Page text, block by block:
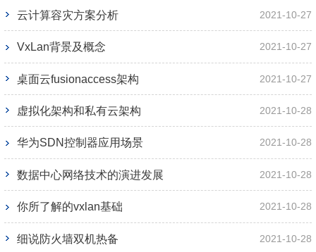
云计算容灾方案分析 2021-10-27
VxLan背景及概念 2021-10-27
桌面云fusionaccess架构 2021-10-27
虚拟化架构和私有云架构 2021-10-28
华为SDN控制器应用场景 2021-10-28
数据中心网络技术的演进发展 2021-10-28
你所了解的vxlan基础 2021-10-28
细说防火墙双机热备 2021-10-28